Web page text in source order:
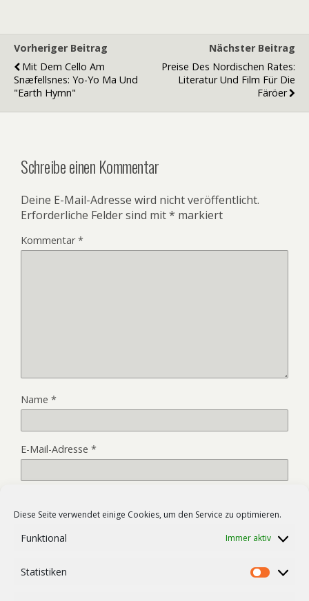
Diese Seite verwendet einige Cookies, um den Service zu optimieren.
Funktional Immer aktiv
Statistiken
Vorheriger Beitrag
Mit Dem Cello Am
Snæfellsnes: Yo-Yo Ma Und
"Earth Hymn"
Nächster Beitrag
Preise Des Nordischen Rates:
Literatur Und Film Für Die
Färöer
Schreibe einen Kommentar
Deine E-Mail-Adresse wird nicht veröffentlicht.
Erforderliche Felder sind mit* markiert
Kommentar*
Name *
E-Mail-Adresse *
meinen nächsten Kommentar speichern.